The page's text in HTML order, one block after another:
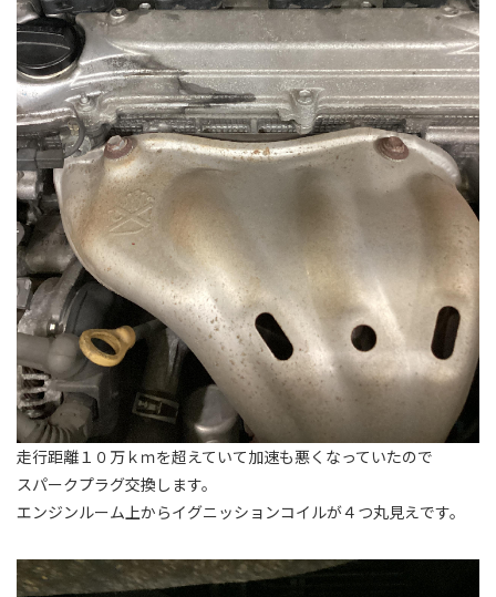
走行距離１０万ｋｍを超えていて加速も悪くなっていたので
スパークプラグ交換します。
エンジンルーム上からイグニッションコイルが４つ丸見えです。